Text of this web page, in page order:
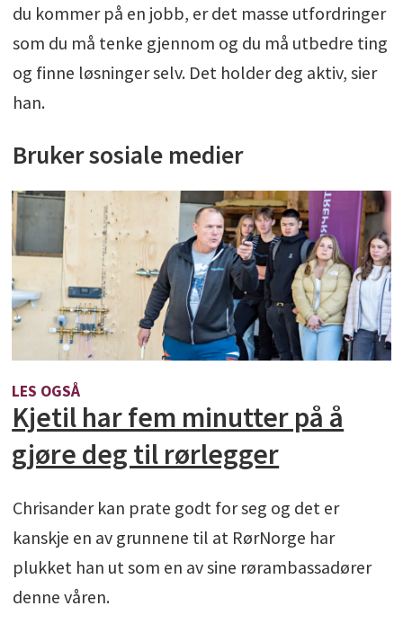
du kommer på en jobb, er det masse utfordringer
som du må tenke gjennom og du må utbedre ting
og finne løsninger selv. Det holder deg aktiv, sier
han.
Bruker sosiale medier
LES OGSÅ
Kjetil har fem minutter på å
gjøre deg til rørlegger
Chrisander kan prate godt for seg og det er
kanskje en av grunnene til at RørNorge har
plukket han ut som en av sine rørambassadører
denne våren.